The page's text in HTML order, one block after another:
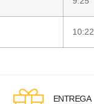
10:22
ENTREGA